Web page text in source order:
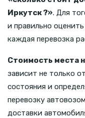
Иркутск ?». Для
и правильно
каждая перевозка
Стоимость места
зависит не только
состояния и
перевозку
доставки